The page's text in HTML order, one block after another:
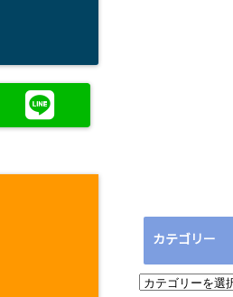
カテゴリー
カ